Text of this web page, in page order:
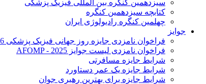
سیزدهمین کنگره بین المللی فیزیک پزشکی
کتابچه سیزدهمین کنگره
چهلمین کنگره رادیولوژی ایران
جوایز
فراخوان نامزدی جایزه روز جهانی فیزیک پزشکی 2026
فراخوان نامزدی لیست جوایز AFOMP - 2025
شرایط جایزه مسافرتی
شرایط جایزه یک عمر دستاورد
شرایط جایزه برای بهترین رهبری جوان